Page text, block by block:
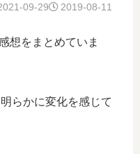
2019-08-11
09-29
想をまとめていま
らかに変化を感じて